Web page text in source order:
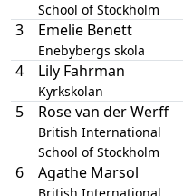
School of Stockholm
3 Emelie Benett
Enebybergs skola
4 Lily Fahrman
Kyrkskolan
5 Rose van der Werff
British International
School of Stockholm
6 Agathe Marsol